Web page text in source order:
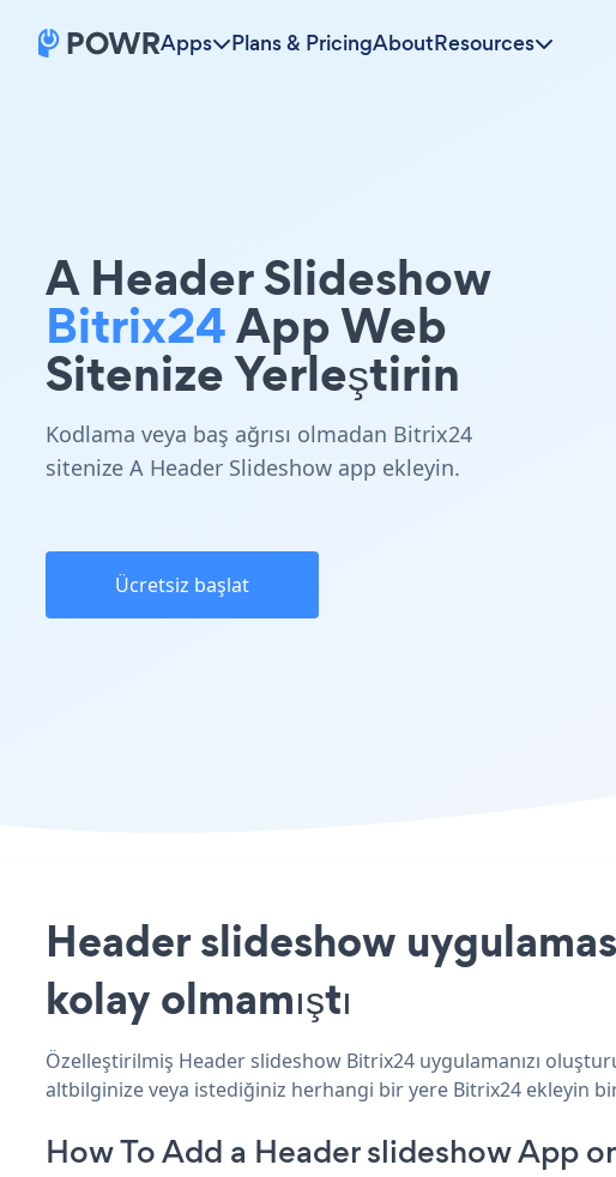
Apps Plans & PricingAboutResources
A Header Slideshow
Bitrix24App Web
Sitenize Yerleştirin
Kodlama veya baş ağrısı olmadan Bitrix24
sitenize A Header Slideshow app ekleyin.
Ücretsiz başlat
Header slideshow
kolay olmamıştı
Özelleştirilmiş Header slideshow Bitrix24 uygulamanızı
altbilginize veya istediğiniz herhangi bir yere Bitrix24 ekleyin
How To Add a Header slideshow App